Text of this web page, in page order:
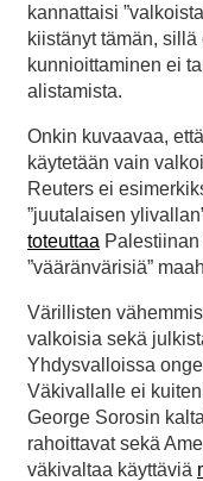
kannattaisi
kiistänyt tämän,
kunnioittaminen ei
alistamista.
Onkin kuvaavaa,
käytetään vain
Reuters ei
”juutalaisen
toteuttaa
”vääränvärisiä”
Värillisten
valkoisia sekä
Yhdysvalloissa
Väkivallalle ei
George Sorosin
rahoittavat sekä
väkivaltaa käyttäviä